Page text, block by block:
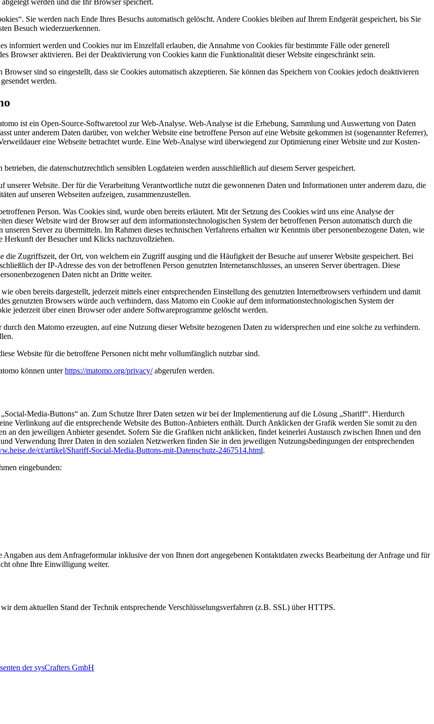
Sie werden nach Ende Ihres Besuchs automatisch gelöscht. Andere Cookies bleiben auf Ihrem Endgerät gespeichert, bis Sie
Besuch wiederzuerkennen.
informiert werden und Cookies nur im Einzelfall erlauben, die Annahme von Cookies für bestimmte Fälle oder generell
Browser aktivieren. Bei der Deaktivierung von Cookies kann die Funktionalität dieser Website eingeschränkt sein.
sind so eingestellt, dass sie Cookies automatisch akzeptieren. Sie können das Speichern von Cookies jedoch deaktivieren
werden.
ist ein Open-Source-Softwaretool zur Web-Analyse. Web-Analyse ist die Erhebung, Sammlung und Auswertung von Daten
unter anderem Daten darüber, von welcher Website eine betroffene Person auf eine Website gekommen ist (sogenannter Referrer),
eine Webseite betrachtet wurde. Eine Web-Analyse wird überwiegend zur Optimierung einer Website und zur Kosten-
die datenschutzrechtlich sensiblen Logdateien werden ausschließlich auf diesem Server gespeichert.
Website. Der für die Verarbeitung Verantwortliche nutzt die gewonnenen Daten und Informationen unter anderem dazu, die
auf unseren Webseiten aufzeigen, zusammenzustellen.
Person. Was Cookies sind, wurde oben bereits erläutert. Mit der Setzung des Cookies wird uns eine Analyse der
dieser Website wird der Browser auf dem informationstechnologischen System der betroffenen Person automatisch durch die
Server zu übermitteln. Im Rahmen dieses technischen Verfahrens erhalten wir Kenntnis über personenbezogene Daten, wie
Herkunft der Besucher und Klicks nachzuvollziehen.
die Zugriffszeit, der Ort, von welchem ein Zugriff ausging und die Häufigkeit der Besuche auf unserer Website gespeichert. Bei
der IP-Adresse des von der betroffenen Person genutzten Internetanschlusses, an unseren Server übertragen. Diese
Daten nicht an Dritte weiter.
oben bereits dargestellt, jederzeit mittels einer entsprechenden Einstellung des genutzten Internetbrowsers verhindern und damit
genutzten Browsers würde auch verhindern, dass Matomo ein Cookie auf dem informationstechnologischen System der
jederzeit über einen Browser oder andere Softwareprogramme gelöscht werden.
den Matomo erzeugten, auf eine Nutzung dieser Website bezogenen Daten zu widersprechen und eine solche zu verhindern.
Website für die betroffene Personen nicht mehr vollumfänglich nutzbar sind.
können unterhttps://matomo.org/privacy/abgerufen werden.
Media-Buttons“ an. Zum Schutze Ihrer Daten setzen wir bei der Implementierung auf die Lösung „Shariff“. Hierdurch
Verlinkung auf die entsprechende Website des Button-Anbieters enthält. Durch Anklicken der Grafik werden Sie somit zu den
an den jeweiligen Anbieter gesendet. Sofern Sie die Grafiken nicht anklicken, findet keinerlei Austausch zwischen Ihnen und den
Verwendung Ihrer Daten in den sozialen Netzwerken finden Sie in den jeweiligen Nutzungsbedingungen der entsprechenden
ct/artikel/Shariff-Social-Media-Buttons-mit-Datenschutz-2467514.html.
eingebunden:
aus dem Anfrageformular inklusive der von Ihnen dort angegebenen Kontaktdaten zwecks Bearbeitung der Anfrage und für
ohne Ihre Einwilligung weiter.
dem aktuellen Stand der Technik entsprechende Verschlüsselungsverfahren (z.B. SSL) über HTTPS.
der sysCrafters GmbH